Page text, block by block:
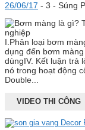
26/06/17 - 3 - Súng
I.Phân loại bơm
dụng đến bơm
dùngIV. Kết luận trả
nó trong hoạt động
Double...
VIDEO THI CÔNG